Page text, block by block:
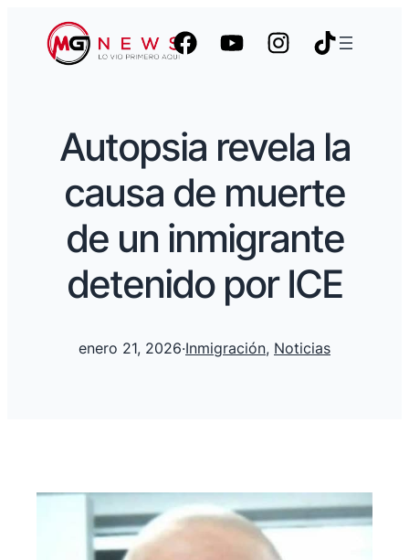
Autopsia revela la
causa de muerte
de un inmigrante
detenido por ICE
enero 21, 2026·Inmigración, Noticias